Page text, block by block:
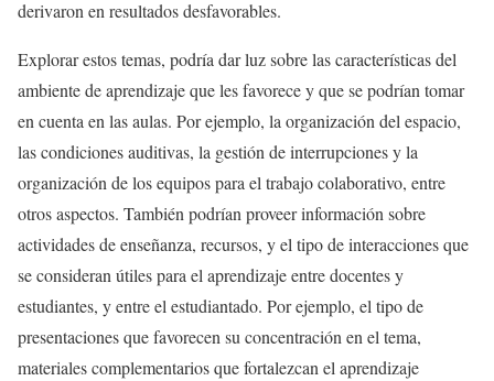
derivaron en resultados desfavorables.
Explorar estos temas, podría dar luz sobre las características del
ambiente de aprendizaje que les favorece y que se podrían tomar
en cuenta en las aulas. Por ejemplo, la organización del espacio,
las condiciones auditivas, la gestión de interrupciones y la
organización de los equipos para el trabajo colaborativo, entre
otros aspectos. También podrían proveer información sobre
actividades de enseñanza, recursos, y el tipo de interacciones que
se consideran útiles para el aprendizaje entre docentes y
estudiantes, y entre el estudiantado. Por ejemplo, el tipo de
presentaciones que favorecen su concentración en el tema,
materiales complementarios que fortalezcan el aprendizaje